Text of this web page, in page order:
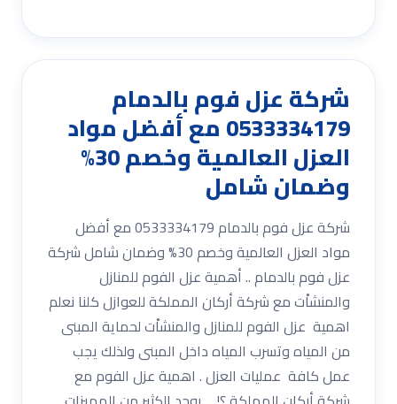
شركة عزل فوم بالدمام
0533334179 مع أفضل مواد
العزل العالمية وخصم 30%
وضمان شامل
شركة عزل فوم بالدمام 0533334179 مع أفضل
مواد العزل العالمية وخصم 30% وضمان شامل شركة
عزل فوم بالدمام .. أهمية عزل الفوم للمنازل
والمنشاْت مع شركة أركان المملكة للعوازل كلنا نعلم
اهمية عزل الفوم للمنازل والمنشاْت لحماية المبنى
من المياه وتسرب المياه داخل المبنى ولذلك يجب
عمل كافة عمليات العزل . اهمية عزل الفوم مع